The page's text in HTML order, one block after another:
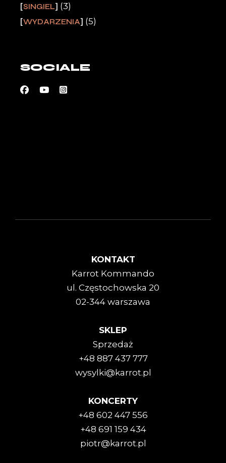
SINGIEL (3)
WYDARZENIA (5)
SOCIALE
KONTAKT
Karrot Kommando
ul. Częstochowska 20
02-344 warszawa
SKLEP
Sprzedaż
+48 887 437 777
wysylki@karrot.pl
KONCERTY
+48 602 447 556
+48 691 159 434
piotr@karrot.pl